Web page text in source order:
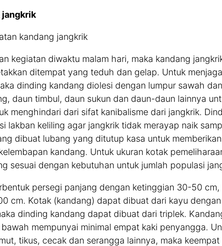
jangkrik
kandang jangkrik
kegiatan diwaktu malam hari, maka kandang
ditempat yang teduh dan gelap. Untuk
dinding kandang diolesi dengan lumpur sawah
daun timbul, daun sukun dan daun-daun lainnya
menghindari dari sifat kanibalisme dari jangkrik.
lakban keliling agar jangkrik tidak merayap naik
dibuat lubang yang ditutup kasa untuk
kandang. Untuk ukuran kotak
sesuai dengan kebutuhan untuk jumlah populasi
persegi panjang dengan ketinggian 30-50
cm. Kotak (kandang) dapat dibuat dari kayu
dinding kandang dapat dibuat dari triplek.
mempunyai minimal empat kaki penyangga.
tikus, cecak dan serangga lainnya, maka keempat